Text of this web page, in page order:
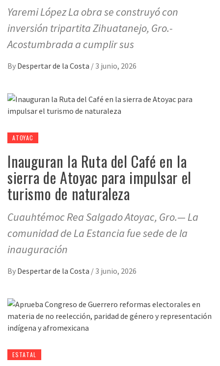
Yaremi López La obra se construyó con
inversión tripartita Zihuatanejo, Gro.-
Acostumbrada a cumplir sus
By Despertar de la Costa / 3 junio, 2026
ATOYAC
Inauguran la Ruta del Café en la
sierra de Atoyac para impulsar el
turismo de naturaleza
Cuauhtémoc Rea Salgado Atoyac, Gro.— La
comunidad de La Estancia fue sede de la
inauguración
By Despertar de la Costa / 3 junio, 2026
ESTATAL